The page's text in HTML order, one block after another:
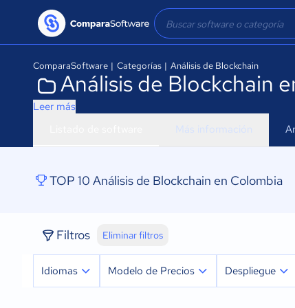
ComparaSoftware | Categorías | Análisis de Blockchain
Análisis de Blockchain
Leer más
Más información
TOP 10 Análisis de Blockchain en Colombia
Filtros Eliminar filtros
Idiomas Modelo de Precios Despliegue